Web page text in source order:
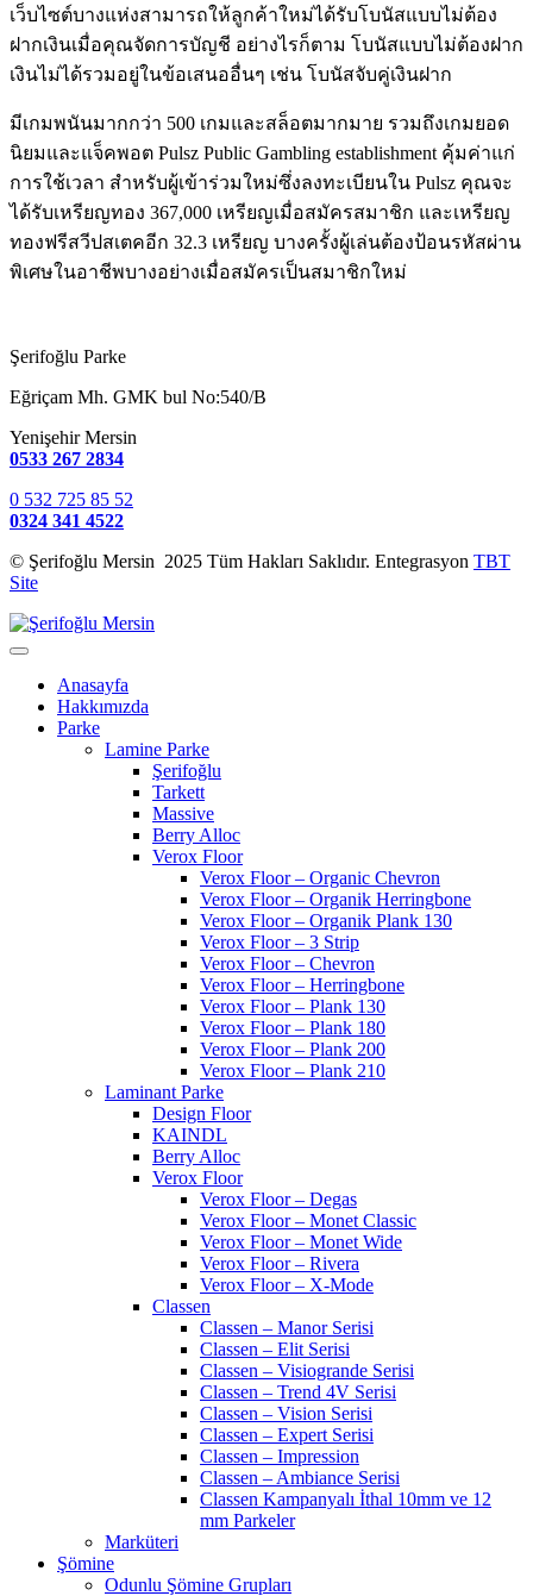
เว็บไซต์บางแห่งสามารถให้ลูกค้าใหม่ได้รับโบนัสแบบไม่ต้อง
ฝากเงินเมื่อคุณจัดการบัญชี อย่างไรก็ตาม โบนัสแบบไม่ต้องฝาก
เงินไม่ได้รวมอยู่ในข้อเสนออื่นๆ เช่น โบนัสจับคู่เงินฝาก
มีเกมพนันมากกว่า 500 เกมและสล็อตมากมาย รวมถึงเกมยอด
นิยมและแจ็คพอต Pulsz Public Gambling establishment คุ้มค่าแก่
การใช้เวลา สำหรับผู้เข้าร่วมใหม่ซึ่งลงทะเบียนใน Pulsz คุณจะ
ได้รับเหรียญทอง 367,000 เหรียญเมื่อสมัครสมาชิก และเหรียญ
ทองฟรีสวีปสเตคอีก 32.3 เหรียญ บางครั้งผู้เล่นต้องป้อนรหัสผ่าน
พิเศษในอาชีพบางอย่างเมื่อสมัครเป็นสมาชิกใหม่
Şerifoğlu Parke
Eğriçam Mh. GMK bul No:540/B
Yenişehir Mersin
0533 267 2834
0 532 725 85 52
0324 341 4522
© Şerifoğlu Mersin 2025 Tüm Hakları Saklıdır. Entegrasyon TBT
Site
Anasayfa
Hakkımızda
Parke
Lamine Parke
Şerifoğlu
Tarkett
Massive
Berry Alloc
Verox Floor
Verox Floor – Organic Chevron
Verox Floor – Organik Herringbone
Verox Floor – Organik Plank 130
Verox Floor – 3 Strip
Verox Floor – Chevron
Verox Floor – Herringbone
Verox Floor – Plank 130
Verox Floor – Plank 180
Verox Floor – Plank 200
Verox Floor – Plank 210
Laminant Parke
Design Floor
KAINDL
Berry Alloc
Verox Floor
Verox Floor – Degas
Verox Floor – Monet Classic
Verox Floor – Monet Wide
Verox Floor – Rivera
Verox Floor – X-Mode
Classen
Classen – Manor Serisi
Classen – Elit Serisi
Classen – Visiogrande Serisi
Classen – Trend 4V Serisi
Classen – Vision Serisi
Classen – Expert Serisi
Classen – Impression
Classen – Ambiance Serisi
Classen Kampanyalı İthal 10mm ve 12
mm Parkeler
Marküteri
Şömine
Odunlu Şömine Grupları